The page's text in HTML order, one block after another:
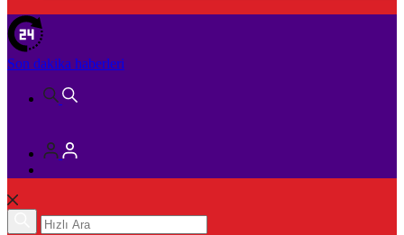
Son dakika haberleri